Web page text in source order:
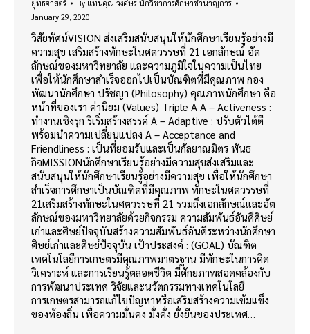
ยุทธศาสตร์ By แทนคุณ วงค์ษร นักวิชาการศึกษาชำนาญการ
January 29, 2020
วิสัยทัศน์VISION ส่งเสริมสนับสนุนให้นักศึกษาเรียนรู้อย่างมี
ความสุข เสริมสร้างทักษะในศตวรรษที่ 21 เอกลักษณ์ อัต
ลักษณ์ของมหาวิทยาลัย และความภูมิใจในความเป็นไทย
เพื่อให้นักศึกษาสำเร็จออกไปเป็นบัณฑิตที่มีคุณภาพ กอง
พัฒนานักศึกษา ปรัชญา (Philosophy) คุณภาพนักศึกษา คือ
หน้าที่ของเรา ค่านิยม (Values) Triple A A – Activeness :
ทำงานเชิงรุก ริเริ่มสร้างสรรค์ A – Adaptive : ปรับตัวได้ดี
พร้อมนำความเปลี่ยนแปลง A – Acceptance and
Friendliness : เป็นที่ยอมรับและเป็นกัลยาณมิตร พันธ
กิจMISSIONนักศึกษาเรียนรู้อย่างมีความสุขส่งเสริมและ
สนับสนุนให้นักศึกษาเรียนรู้อย่างมีความสุข เพื่อให้นักศึกษา
สำเร็จการศึกษาเป็นบัณฑิตที่มีคุณภาพ ทักษะในศตวรรษที่
21เสริมสร้างทักษะในศตวรรษที่ 21 รวมถึงเอกลักษณ์และอัต
ลักษณ์ของมหาวิทยาลัยด้วยกิจกรรม ความสัมพันธ์อันดีศิษย์
เก่าและศิษย์ปัจจุบันสร้างความสัมพันธ์อันดีระหว่างนักศึกษา
ศิษย์เก่าและศิษย์ปัจจุบัน เป้าประสงค์ : (GOAL) บัณฑิต
เทคโนโลยีการเกษตรมีคุณภาพมาตรฐาน มีทักษะในการคิด
วิเคราะห์ และการเรียนรู้ตลอดชีวิต มีศักยภาพสอดคล้องกับ
การพัฒนาประเทศ วิจัยและนวัตกรรมทางเทคโนโลยี
การเกษตรสามารถแก้ไขปัญหาหรือเสริมสร้างความเข้มแข็ง
ของท้องถิ่น เพื่อความมั่นคง มั่งคั่ง ยั่งยืนของประเทศ…